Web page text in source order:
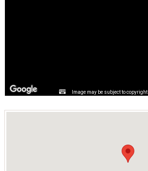
Image may be subject to copyright